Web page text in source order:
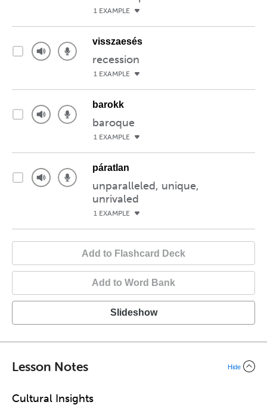
1 EXAMPLE
visszaesés
recession
1 EXAMPLE
barokk
baroque
1 EXAMPLE
páratlan
unparalleled, unique,
unrivaled
1 EXAMPLE
Add to Flashcard Deck
Add to Word Bank
Slideshow
Lesson Notes Hide
Cultural Insights